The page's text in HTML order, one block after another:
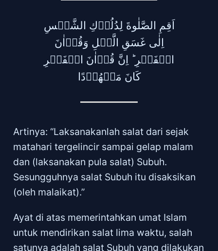
اَقِمِ الصَّلٰوةَ لِدُلُوۡكِ الشَّمۡسِ
اِلٰى غَسَقِ الَّيۡلِ وَقُرۡاٰنَ
الۡفَجۡرِ‌ ؕ اِنَّ قُرۡاٰنَ الۡفَجۡرِ
كَانَ مَشۡهُوۡدًا
Artinya: “Laksanakanlah salat dari sejak
matahari tergelincir sampai gelap malam
dan (laksanakan pula salat) Subuh.
Sesungguhnya salat Subuh itu disaksikan
(oleh malaikat).”
Ayat di atas memerintahkan umat Islam
untuk mendirikan salat lima waktu, salah
satunya adalah salat Subuh yang dilakukan